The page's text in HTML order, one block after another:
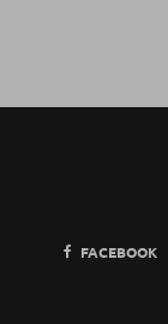
FACEBOOK